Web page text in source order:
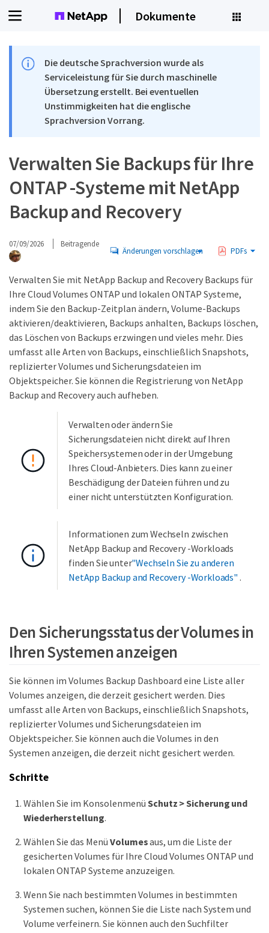
Dokumente
Die deutsche Sprachversion wurde als
Serviceleistung für Sie durch maschinelle
Übersetzung erstellt. Bei eventuellen
Unstimmigkeiten hat die englische
Sprachversion Vorrang.
Verwalten Sie Backups für Ihre
ONTAP -Systeme mit NetApp
Backup and Recovery
07/09/2026 Beitragende
Änderungen vorschlagen PDFs
Verwalten Sie mit NetApp Backup and Recovery Backups für
Ihre Cloud Volumes ONTAP und lokalen ONTAP Systeme,
indem Sie den Backup-Zeitplan ändern, Volume-Backups
aktivieren/deaktivieren, Backups anhalten, Backups löschen,
das Löschen von Backups erzwingen und vieles mehr. Dies
umfasst alle Arten von Backups, einschließlich Snapshots,
replizierter Volumes und Sicherungsdateien im
Objektspeicher. Sie können die Registrierung von NetApp
Backup and Recovery auch aufheben.
Verwalten oder ändern Sie
Sicherungsdateien nicht direkt auf Ihren
Speichersystemen oder in der Umgebung
Ihres Cloud-Anbieters. Dies kann zu einer
Beschädigung der Dateien führen und zu
einer nicht unterstützten Konfiguration.
Informationen zum Wechseln zwischen
NetApp Backup and Recovery -Workloads
finden Sie unter"Wechseln Sie zu anderen
NetApp Backup and Recovery -Workloads" .
Den Sicherungsstatus der Volumes in
Ihren Systemen anzeigen
Sie können im Volumes Backup Dashboard eine Liste aller
Volumes anzeigen, die derzeit gesichert werden. Dies
umfasst alle Arten von Backups, einschließlich Snapshots,
replizierter Volumes und Sicherungsdateien im
Objektspeicher. Sie können auch die Volumes in den
Systemen anzeigen, die derzeit nicht gesichert werden.
Schritte
Wählen Sie im Konsolenmenü Schutz > Sicherung und
Wiederherstellung.
Wählen Sie das Menü Volumesaus, um die Liste der
gesicherten Volumes für Ihre Cloud Volumes ONTAP und
lokalen ONTAP Systeme anzuzeigen.
Wenn Sie nach bestimmten Volumes in bestimmten
Systemen suchen, können Sie die Liste nach System und
Volume verfeinern. Sie können auch den Suchfilter